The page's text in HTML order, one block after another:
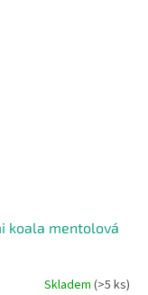
koala mentolová
Skladem(>5 ks)